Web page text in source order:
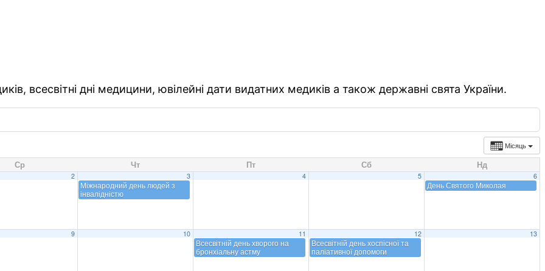
всесвітні дні медицини, ювілейні дати видатних медиків а також державні свята України.
Місяць
Ср Чт Пт Сб Нд
2 3
Міжнародний день людей з
інвалідністю
4 5 6
День Святого Миколая
9 10 11
Всесвітній день хворого на
бронхіальну астму
12
Всесвітній день хоспісної та
паліативної допомоги
13